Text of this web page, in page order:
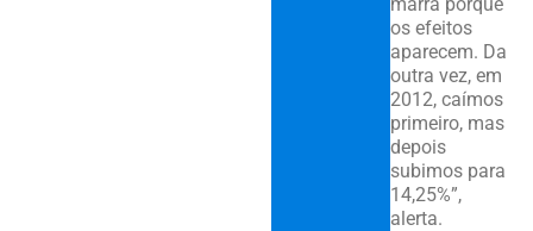
os efeitos
aparecem. Da
outra vez, em
2012, caímos
primeiro, mas
depois
subimos para
14,25%”,
alerta.